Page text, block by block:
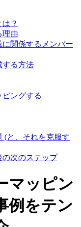
？
理由
関係するメンバー
する方法
ングする
(と、それを克服す
次のステップ
マッピン
例をテン